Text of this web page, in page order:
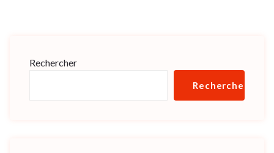
Rechercher
Rechercher